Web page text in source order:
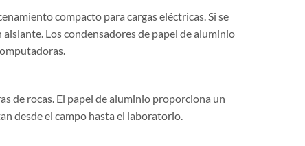
compacto para cargas eléctricas. Si se
Los condensadores de papel de aluminio
de rocas. El papel de aluminio proporciona un
desde el campo hasta el laboratorio.